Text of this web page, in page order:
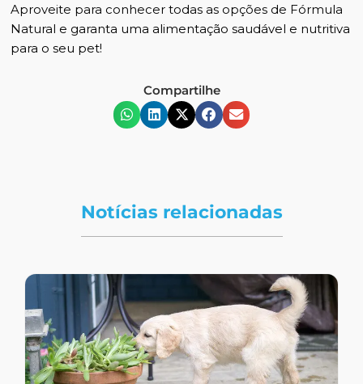
Aproveite para conhecer todas as opções de Fórmula
Natural e garanta uma alimentação saudável e nutritiva
para o seu pet!
Compartilhe
Notícias relacionadas